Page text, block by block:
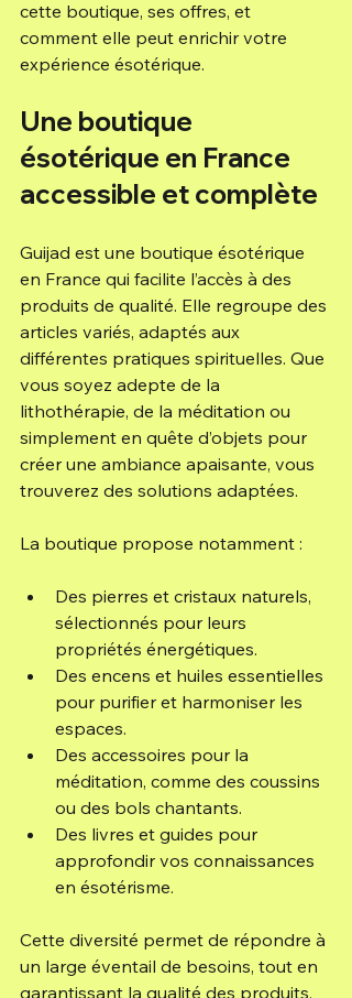
cette boutique, ses offres, et
comment elle peut enrichir votre
expérience ésotérique.
Une boutique
ésotérique en France
accessible et complète
Guijad est une boutique ésotérique
en France qui facilite l’accès à des
produits de qualité. Elle regroupe des
articles variés, adaptés aux
différentes pratiques spirituelles. Que
vous soyez adepte de la
lithothérapie, de la méditation ou
simplement en quête d’objets pour
créer une ambiance apaisante, vous
trouverez des solutions adaptées.
La boutique propose notamment :
Des pierres et cristaux naturels,
sélectionnés pour leurs
propriétés énergétiques.
Des encens et huiles essentielles
pour purifier et harmoniser les
espaces.
Des accessoires pour la
méditation, comme des coussins
ou des bols chantants.
Des livres et guides pour
approfondir vos connaissances
en ésotérisme.
Cette diversité permet de répondre à
un large éventail de besoins, tout en
garantissant la qualité des produits.